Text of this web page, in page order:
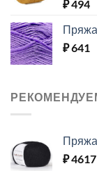
₽494
Пряжа
₽641
Пряжа
₽4617